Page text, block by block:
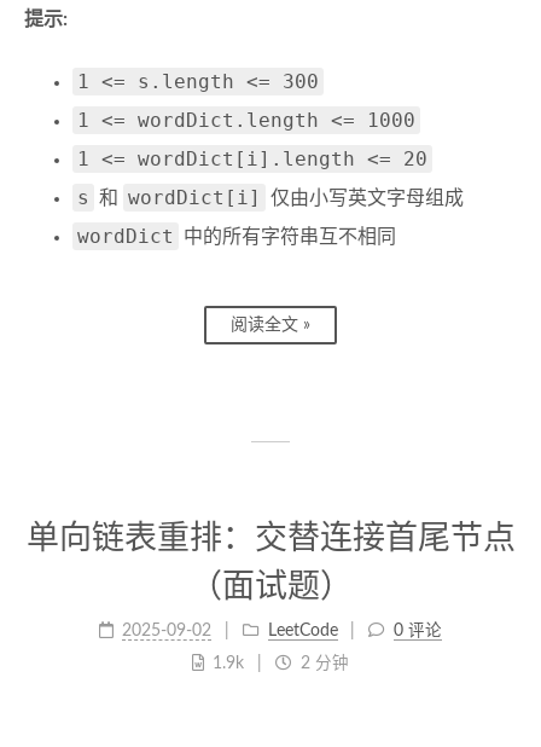
提示:
1 <= s.length <= 300
1 <= wordDict.length <= 1000
1 <= wordDict[i].length <= 20
s
和 wordDict[i] 仅由小写英文字母组成
wordDict 中的所有字符串互不相同
阅读全文 »
单向链表重排：交替连接首尾节点
（面试题）
2025-09-02 LeetCode
0 评论
1.9k
2 分钟